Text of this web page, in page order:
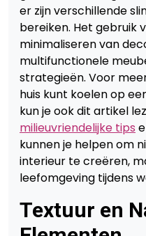
er zijn verschillende
bereiken. Het gebruik
minimaliseren van
multifunctionele
strategieën. Voor
huis kunt koelen op
kun je ook dit artikel
milieuvriendelijke tips
kunnen je helpen om
interieur te creëren,
leefomgeving tijdens
Textuur en